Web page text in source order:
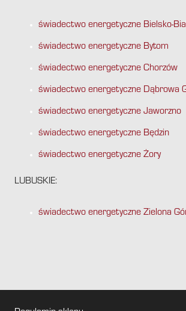
świadectwo energetyczne Bielsko-
świadectwo energetyczne Bytom
świadectwo energetyczne Chorzów
świadectwo energetyczne Dąbrowa
świadectwo energetyczne Jaworzno
świadectwo energetyczne Będzin
świadectwo energetyczne Żory
LUBUSKIE:
świadectwo energetyczne Zielona